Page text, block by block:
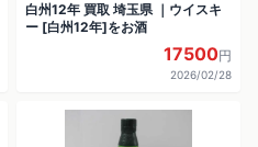
白州12年 買取 埼玉県 ｜ウイスキ
ー [白州12年]をお酒
17500円
2026/02/28